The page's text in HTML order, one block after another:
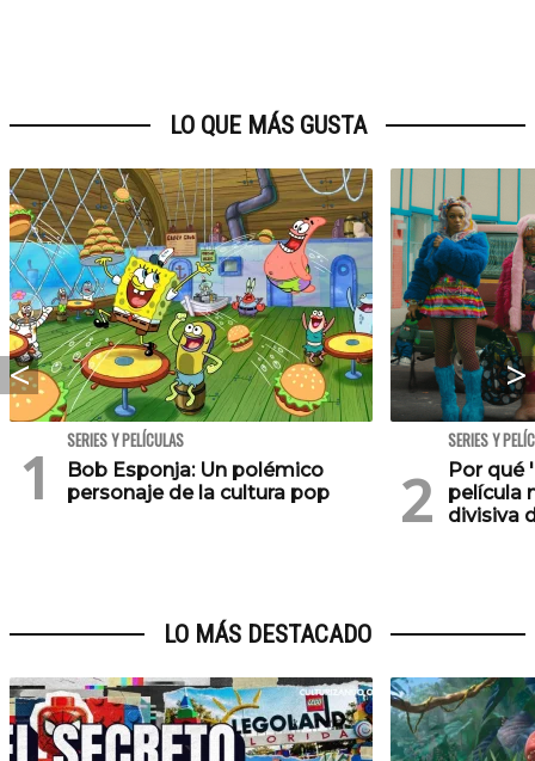
LO QUE MÁS GUSTA
SERIES Y PELÍCULAS
Bob Esponja: Un polémico
personaje de la cultura pop
SERIES Y
Por qué
película
divisiva
LO MÁS DESTACADO